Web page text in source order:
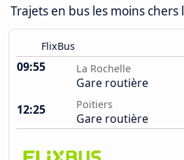
Trajets en bus les moins chers
FlixBus
09:55 La Rochelle
Gare routière
12:25
Poitiers
Gare routière